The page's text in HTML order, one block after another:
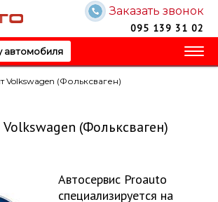
Заказать звонок
095 139 31 02
автомобиля
Volkswagen (Фольксваген)
(Фольксваген)
Автосервис Proauto
специализируется на
мне!